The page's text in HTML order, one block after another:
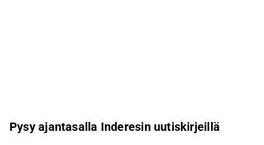
Pysy ajantasalla Inderesin uutiskirjeillä